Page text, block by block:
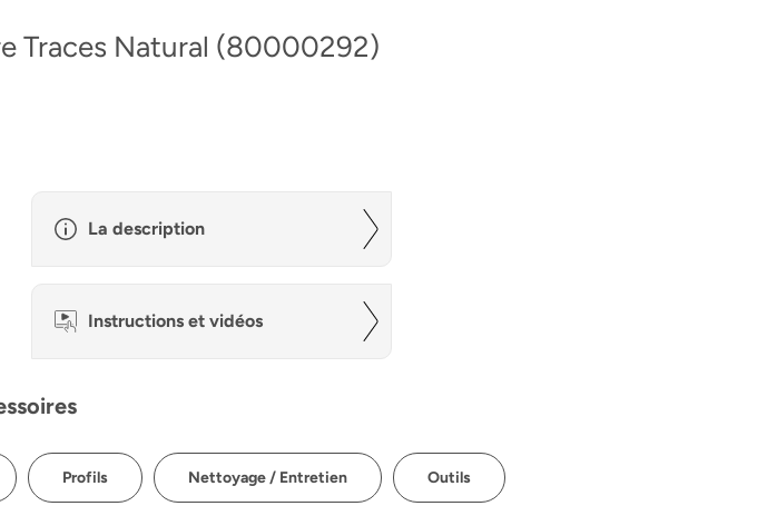
Traces Natural (80000292)
La description
Instructions et vidéos
Profils Nettoyage / Entretien Outils